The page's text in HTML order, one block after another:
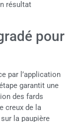
résultat
pour
par l’application
garantit une
des fards
creux de la
la paupière